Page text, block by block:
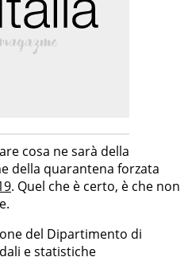
cosa ne sarà della
della quarantena forzata
. Quel che è certo, è che non
del Dipartimento di
e statistiche